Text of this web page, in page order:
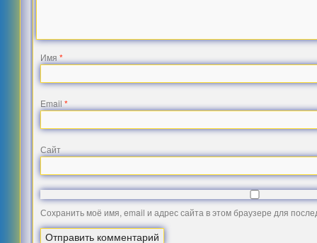
Имя*
Email*
Сайт
Сохранить моё имя, email и адрес сайта в этом браузере для